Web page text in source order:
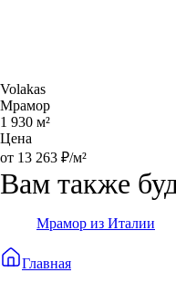
Volakas
Мрамор
1 930 м²
Цена
от 13 263 ₽/м²
Вам также
Мрамор из Италии
Главная